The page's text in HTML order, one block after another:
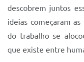
descobrem juntos
ideias começaram
do trabalho se
que existe entre